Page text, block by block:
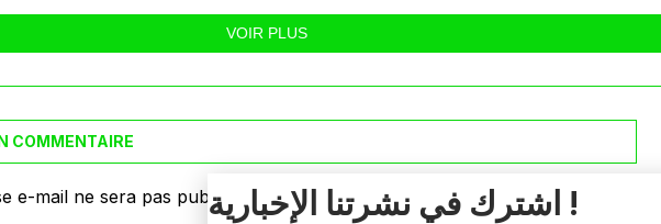
VOIR PLUS
COMMENTAIRE
e-mail ne sera pas publiée. Les champs obligatoires sont indiqués avec
اشترك في نشرتنا الإخبارية !